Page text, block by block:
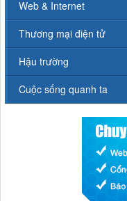
Web & Internet
Thương mại điện tử
Hậu trường
Cuộc sống quanh ta